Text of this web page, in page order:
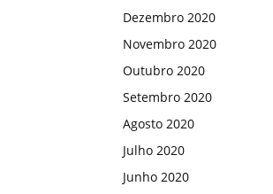
Dezembro 2020
Novembro 2020
Outubro 2020
Setembro 2020
Agosto 2020
Julho 2020
Junho 2020